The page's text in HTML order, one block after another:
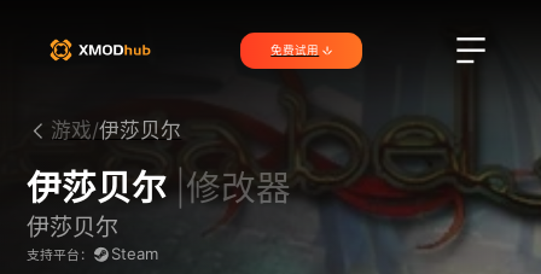
免费试用
游戏/伊莎贝尔
伊莎贝尔 |修改器
伊莎贝尔
支持平台： Steam